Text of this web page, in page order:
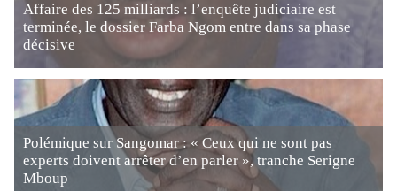
Affaire des 125 milliards : l’enquête judiciaire est
terminée, le dossier Farba Ngom entre dans sa phase
décisive
Polémique sur Sangomar : « Ceux qui ne sont pas
experts doivent arrêter d’en parler », tranche Serigne
Mboup